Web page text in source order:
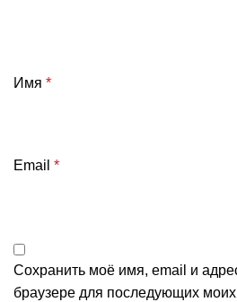
Имя *
Email *
Сохранить моё имя, email и
браузере для последующих